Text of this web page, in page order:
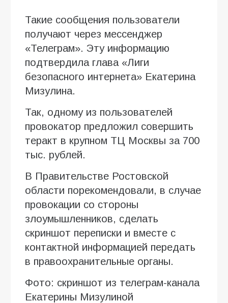
Такие сообщения пользователи
получают через мессенджер
«Телеграм». Эту информацию
подтвердила глава «Лиги
безопасного интернета» Екатерина
Мизулина.
Так, одному из пользователей
провокатор предложил совершить
теракт в крупном ТЦ Москвы за 700
тыс. рублей.
В Правительстве Ростовской
области порекомендовали, в случае
провокации со стороны
злоумышленников, сделать
скриншот переписки и вместе с
контактной информацией передать
в правоохранительные органы.
Фото: скриншот из телеграм-канала
Екатерины Мизулиной